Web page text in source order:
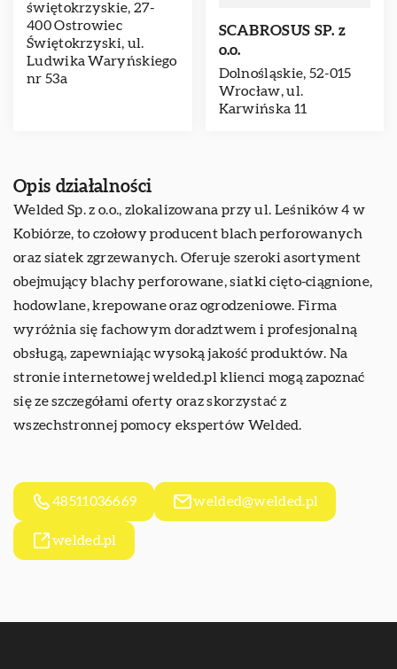
świętokrzyskie, 27-
400 Ostrowiec
Świętokrzyski, ul.
Ludwika Waryńskiego
nr 53a
SCABROSUS SP. z
o.o.
Dolnośląskie, 52-015
Wrocław, ul.
Karwińska 11
Opis działalności
Welded Sp. z o.o., zlokalizowana przy ul. Leśników 4 w
Kobiórze, to czołowy producent blach perforowanych
oraz siatek zgrzewanych. Oferuje szeroki asortyment
obejmujący blachy perforowane, siatki cięto-ciągnione,
hodowlane, krepowane oraz ogrodzeniowe. Firma
wyróżnia się fachowym doradztwem i profesjonalną
obsługą, zapewniając wysoką jakość produktów. Na
stronie internetowej welded.pl klienci mogą zapoznać
się ze szczegółami oferty oraz skorzystać z
wszechstronnej pomocy ekspertów Welded.
48511036669 welded@welded.pl
welded.pl